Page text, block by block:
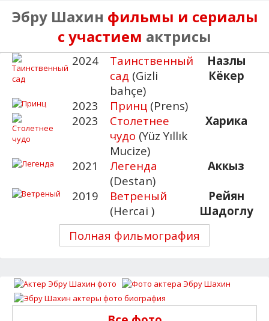
Эбру Шахин фильмы и сериалы
с участием актрисы
2024
Таинственный
сад (Gizli
bahçe)
Назлы
Кёкер
2023
Принц (Prens)
2023
Столетнее
чудо (Yüz Yıllık
Mucize)
Харика
2021
Легенда
(Destan)
Аккыз
2019
Ветреный
(Hercai )
Рейян
Шадоглу
Полная фильмография